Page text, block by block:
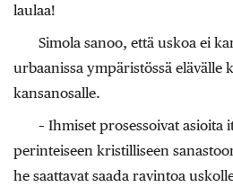
laulaa!
Simola sanoo, että uskoa ei
urbaanissa ympäristössä elävälle
kansanosalle.
– Ihmiset prosessoivat asioita
perinteiseen kristilliseen
he saattavat saada ravintoa